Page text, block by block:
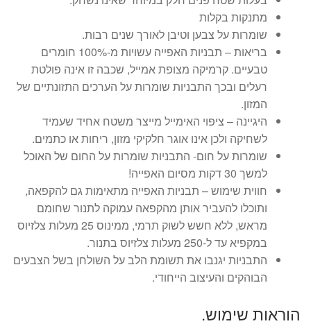
מתנקות בקלות
שומרות על צבען וטיבן לאורך שנים רבות.
בריאות – תבניות האפייה עשויות מ-100% חומרים
טבעיים. קרמיקה מצופת אמייל, שכבה זו אינה פולטת
רעלים ובכך התבניות שומרות על הערכים התזונתיים של
המזון.
היגיינה – ציפוי האימייל מייצר משטח אחיד שעמיד
לשחיקה ולכן אינו אוגר חלקיקי מזון, ריחות או כתמים.
שומרות על חום- התבניות שומרות על החום של האוכל
למשך 30 דקות מסיום האפייה!
חווית שימוש – תבניות האפייה מתאימות גם להקפאה,
ותוכלו להעביר אותן מהקפאה עמוקה לתנור שחומם
מראש, ללא חשש לשוק תרמי, ממינוס 25 מעלות צלזיוס
במקפיא עד ל-250 מעלות צלזיוס בתנור.
התבניות יגנבו את תשומת הלב על השולחן בשל הצבעים
הבוהקים והעיצוב הייחודי.
הוראות שימוש.